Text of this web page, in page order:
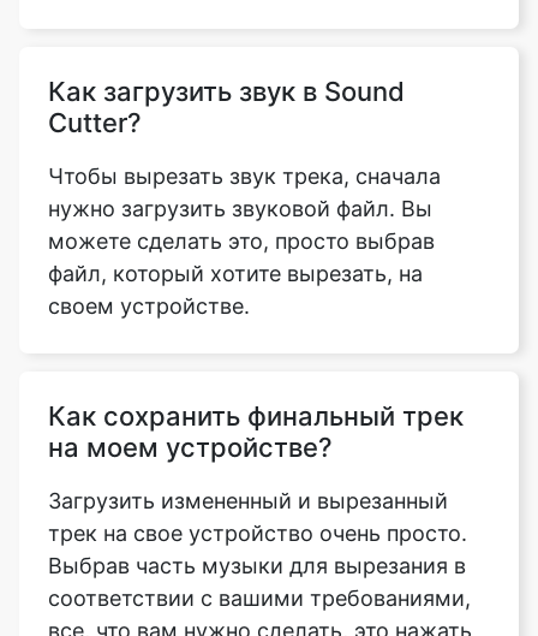
нужно загрузить звуковой файл. Вы
можете сделать это, просто выбрав
файл, который хотите вырезать, на
Как сохранить финальный трек
трек на свое устройство очень просто.
Выбрав часть музыки для вырезания в
соответствии с вашими требованиями,
все, что вам нужно сделать, это нажать
кнопку «Загрузить». Таким образом, ваш
файл будет автоматически загружен на